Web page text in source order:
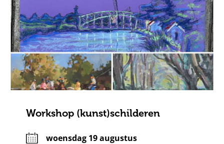
Workshop (kunst)schilderen
woensdag 19 augustus